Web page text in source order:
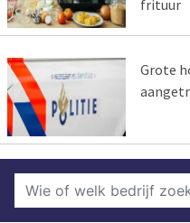
frituur
Grote